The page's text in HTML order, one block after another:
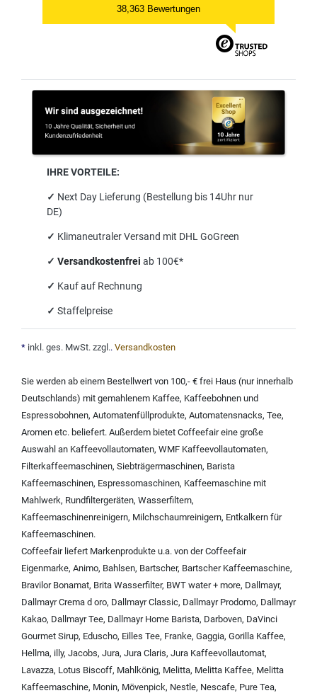
38,363 Bewertungen
IHRE VORTEILE:
✓ Next Day Lieferung (Bestellung bis 14Uhr nur
DE)
✓ Klimaneutraler Versand mit DHL GoGreen
✓ Versandkostenfrei ab 100€*
✓ Kauf auf Rechnung
✓ Staffelpreise
* inkl. ges. MwSt. zzgl.. Versandkosten
Sie werden ab einem Bestellwert von 100,- € frei Haus (nur innerhalb
Deutschlands) mit gemahlenem Kaffee, Kaffeebohnen und
Espressobohnen, Automatenfüllprodukte, Automatensnacks, Tee,
Aromen etc. beliefert. Außerdem bietet Coffeefair eine große
Auswahl an Kaffeevollautomaten, WMF Kaffeevollautomaten,
Filterkaffeemaschinen, Siebträgermaschinen, Barista
Kaffeemaschinen, Espressomaschinen, Kaffeemaschine mit
Mahlwerk, Rundfiltergeräten, Wasserfiltern,
Kaffeemaschinenreinigern, Milchschaumreinigern, Entkalkern für
Kaffeemaschinen.
Coffeefair liefert Markenprodukte u.a. von derCoffeefair
Eigenmarke, Animo, Bahlsen, Bartscher, Bartscher Kaffeemaschine,
Bravilor Bonamat, Brita Wasserfilter, BWT water + more, Dallmayr,
Dallmayr Crema d oro, Dallmayr Classic, Dallmayr Prodomo, Dallmayr
Kakao, Dallmayr Tee, Dallmayr Home Barista, Darboven, DaVinci
Gourmet Sirup, Eduscho, Eilles Tee, Franke, Gaggia, Gorilla Kaffee,
Hellma, illy, Jacobs, Jura, Jura Claris, Jura Kaffeevollautomat,
Lavazza, Lotus Biscoff, Mahlkönig, Melitta, Melitta Kaffee, Melitta
Kaffeemaschine, Monin, Mövenpick, Nestle, Nescafe, Pure Tea,